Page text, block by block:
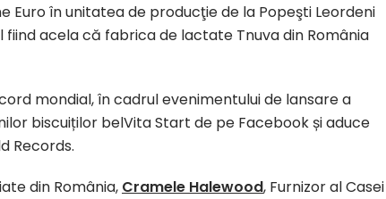
Euro în unitatea de producţie de la Popeşti Leordeni
acela că fabrica de lactate Tnuva din România
mondial, în cadrul evenimentului de lansare a
biscuiților belVita Start de pe Facebook și aduce
Records.
din România, Cramele Halewood, Furnizor al Casei